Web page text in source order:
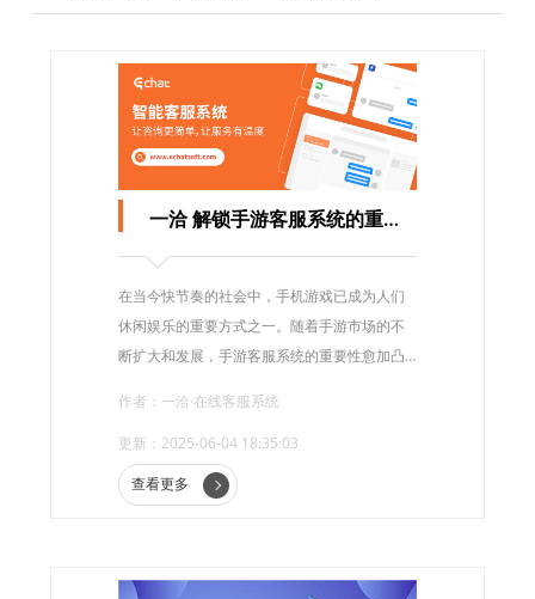
一洽 解锁手游客服系统的重要性与发展之路
在当今快节奏的社会中，手机游戏已成为人们
休闲娱乐的重要方式之一。随着手游市场的不
断扩大和发展，手游客服系统的重要性愈加凸
一洽致力于为手游企业提供高效的客服解决方
案。一个高效的手游客服系统不仅能提供优质
的客户服务，还能有效解决玩家所遇到的问
题，提升游戏体验，为手游市场的健康发展提
作者：一洽·在线客服系统
更新：2025-06-04 18:35:03
查看更多